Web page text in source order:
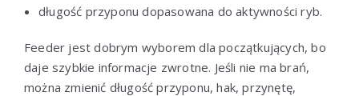
długość przyponu dopasowana do aktywności ryb.
Feeder jest dobrym wyborem dla początkujących, bo
daje szybkie informacje zwrotne. Jeśli nie ma brań,
można zmienić długość przyponu, hak, przynętę,